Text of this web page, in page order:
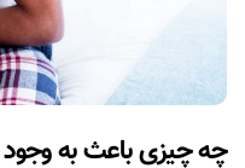
چه چیزی باعث به